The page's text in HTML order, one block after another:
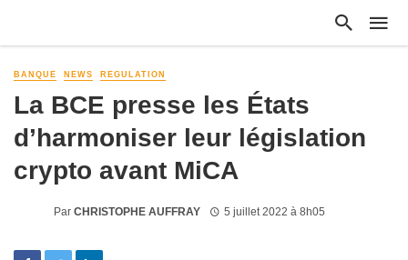
BANQUE NEWS REGULATION
La BCE presse les États
d’harmoniser leur législation
crypto avant MiCA
Par CHRISTOPHE AUFFRAY 5 juillet 2022 à 8h05